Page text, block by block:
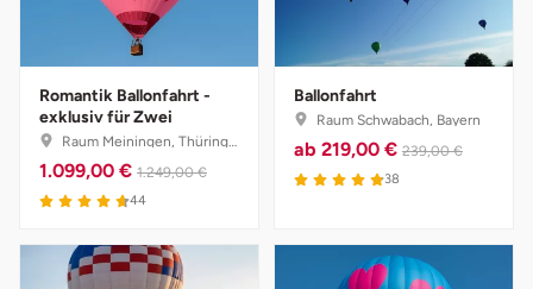
Romantik Ballonfahrt -
exklusiv für Zwei
Raum Meiningen, Thüringen
1.099,00 € 1.249,00 €
44
Ballonfahrt
Raum Schwabach, Bayern
ab 219,00 € 239,00 €
38